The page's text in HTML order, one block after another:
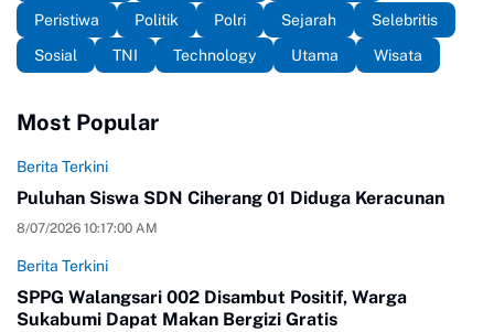
Peristiwa
Politik Polri Sejarah
Selebritis
Sosial
TNI Technology Utama Wisata
Most Popular
Berita Terkini
Puluhan Siswa SDN Ciherang 01 Diduga Keracunan
8/07/2026 10:17:00 AM
Berita Terkini
SPPG Walangsari 002 Disambut Positif, Warga
Sukabumi Dapat Makan Bergizi Gratis